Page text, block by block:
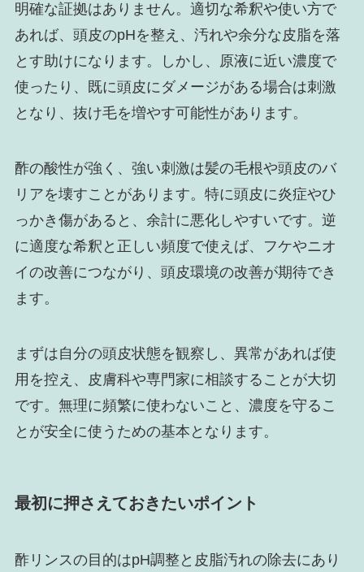
明確な証拠はありません。適切な希釈や使い方で
あれば、頭皮のpHを整え、汚れや余分な皮脂を落
とす助けになります。しかし、原液に近い濃度で
使ったり、既に頭皮にダメージがある場合は刺激
となり、抜け毛を増やす可能性があります。
酢の酸性が強く、強い刺激は髪の毛根や頭皮のバ
リアを壊すことがあります。特に頭皮に炎症やひ
っかき傷があると、余計に悪化しやすいです。逆
に適度な希釈と正しい頻度で使えば、フケやニオ
イの改善につながり、頭皮環境の改善が期待でき
ます。
まずは自分の頭皮状態を観察し、異常があれば使
用を控え、皮膚科や専門家に相談することが大切
です。無理に頻繁に使わないこと、濃度を守るこ
とが安全に使うための基本となります。
最初に押さえておきたいポイント
酢リンスの目的はpH調整と皮脂汚れの除去にあり